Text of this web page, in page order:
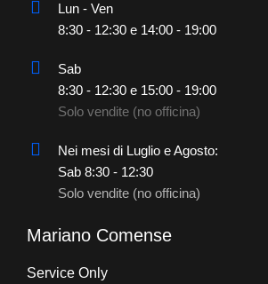
Lun - Ven
8:30 - 12:30 e 14:00 - 19:00
Sab
8:30 - 12:30 e 15:00 - 19:00
Solo vendite (no officina)
Nei mesi di Luglio e Agosto:
Sab 8:30 - 12:30
Solo vendite (no officina)
Mariano Comense
Service Only